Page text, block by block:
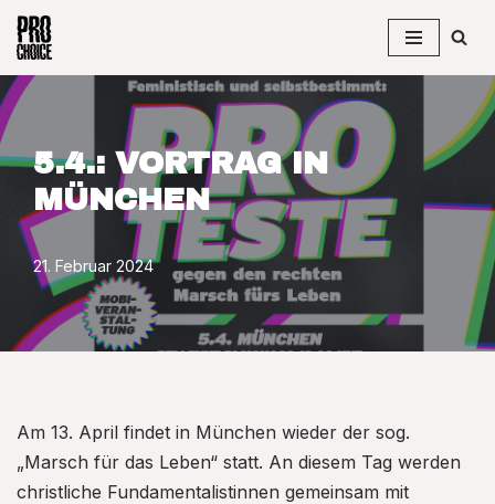
Zum
Inhalt
5.4.: VORTRAG IN
MÜNCHEN
21. Februar 2024
Am 13. April findet in München wieder der sog.
„Marsch für das Leben“ statt. An diesem Tag werden
christliche Fundamentalistinnen gemeinsam mit